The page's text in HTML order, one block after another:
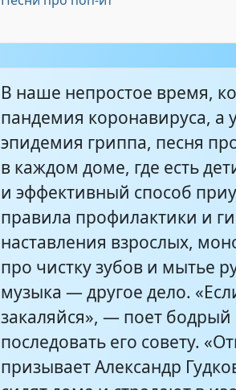
В наше непростое время,
пандемия коронавируса, а
эпидемия гриппа, песня
в каждом доме, где есть
и эффективный способ
правила профилактики и
наставления взрослых,
про чистку зубов и мытье
музыка — другое дело.
закаляйся», — поет бодрый
последовать его совету.
призывает Александр